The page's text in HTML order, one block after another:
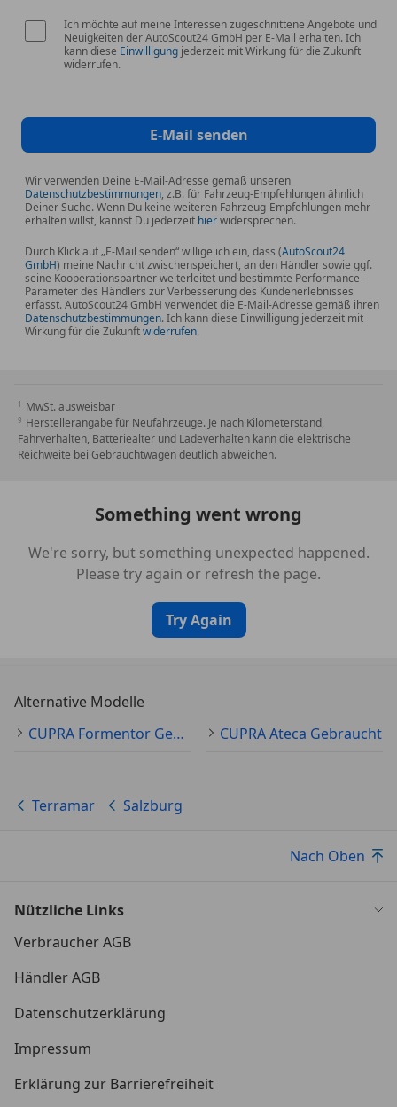
Ich möchte auf meine Interessen zugeschnittene Angebote und
Neuigkeiten der AutoScout24 GmbH per E-Mail erhalten. Ich
kann diese Einwilligung jederzeit mit Wirkung für die Zukunft
widerrufen.
E-Mail senden
Wir verwenden Deine E-Mail-Adresse gemäß unseren
Datenschutzbestimmungen, z.B. für Fahrzeug-Empfehlungen ähnlich
Deiner Suche. Wenn Du keine weiteren Fahrzeug-Empfehlungen mehr
erhalten willst, kannst Du jederzeit hierwidersprechen.
Durch Klick auf „E-Mail senden“ willige ich ein, dass (AutoScout24
GmbH) meine Nachricht zwischenspeichert, an den Händler sowie ggf.
seine Kooperationspartner weiterleitet und bestimmte Performance-
Parameter des Händlers zur Verbesserung des Kundenerlebnisses
erfasst. AutoScout24 GmbH verwendet die E-Mail-Adresse gemäß ihren
Datenschutzbestimmungen. Ich kann diese Einwilligung jederzeit mit
Wirkung für die Zukunftwiderrufen.
MwSt. ausweisbar
Herstellerangabe für Neufahrzeuge. Je nach Kilometerstand,
Fahrverhalten, Batteriealter und Ladeverhalten kann die elektrische
Reichweite bei Gebrauchtwagen deutlich abweichen.
Something went wrong
We're sorry, but something unexpected happened.
Please try again or refresh the page.
Try Again
Alternative Modelle
CUPRA Formentor Gebraucht
CUPRA Ateca Gebraucht
Terramar Salzburg
Nach Oben
Nützliche Links
Verbraucher AGB
Händler AGB
Datenschutzerklärung
Impressum
Erklärung zur Barrierefreiheit